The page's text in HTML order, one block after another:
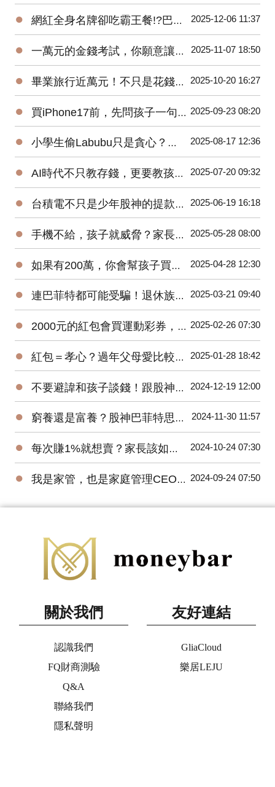
● 網紅全身名牌卻吃霸王餐!?巴菲特提醒:「真正的成功是有人愛你!」 2025-12-06 11:37
● 一萬元的金錢考試，你願意讓孩子交空白卷嗎？ 2025-11-07 18:50
● 畢業旅行近萬元！不只是花錢，更是家庭財務專案！ 2025-10-20 16:27
● 買iPhone17前，先問孩子一句話！ 2025-09-23 08:20
● 小學生偷Labubu只是貪心？當今孩子的金錢觀，悄悄偏離正確軌道！ 2025-08-17 12:36
● AI時代不只教存錢，更要教孩子五個防詐判斷力！ 2025-07-20 09:32
● 台積電不只是少年股神的提款機！是一場只許成功，不許失敗的世紀賭注！ 2025-06-19 16:18
● 手機不給，孩子就威脅？家長如何在AI時代平衡科技與教養？ 2025-05-28 08:00
● 如果有200萬，你會幫孩子買ETF還是唸私立國中？ 2025-04-28 12:30
● 連巴菲特都可能受騙！退休族群更要慎防詐騙！ 2025-03-21 09:40
● 2000元的紅包會買運動彩券，還是夾娃娃？ 2025-02-26 07:30
● 紅包＝孝心？過年父母愛比較紅包，子女該如何做到正向教養溝通？ 2025-01-28 18:42
● 不要避諱和孩子談錢！跟股神巴菲特學習理財教育。 2024-12-19 12:00
● 窮養還是富養？股神巴菲特思維養出獨立自主孩子！ 2024-11-30 11:57
● 每次賺1%就想賣？家長該如何培養小小巴菲特？ 2024-10-24 07:30
● 我是家管，也是家庭管理CEO！ 2024-09-24 07:50
關於我們
認識我們
FQ財商測驗
Q&A
聯絡我們
隱私聲明
友好連結
GliaCloud
樂居LEJU